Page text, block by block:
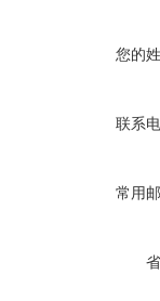
您的
联系
常用